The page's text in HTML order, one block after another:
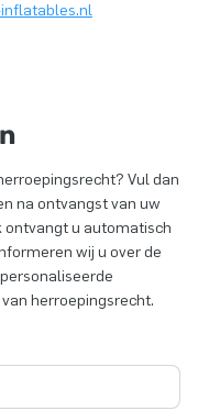
Vul dan
na ontvangst van uw
ontvangt u automatisch
wij u over de
herroepingsrecht.